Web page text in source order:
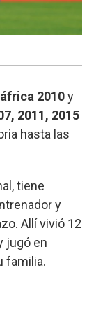
2010y
2011, 2015
hasta las
tiene
y
Allí vivió 12
jugó en
familia.